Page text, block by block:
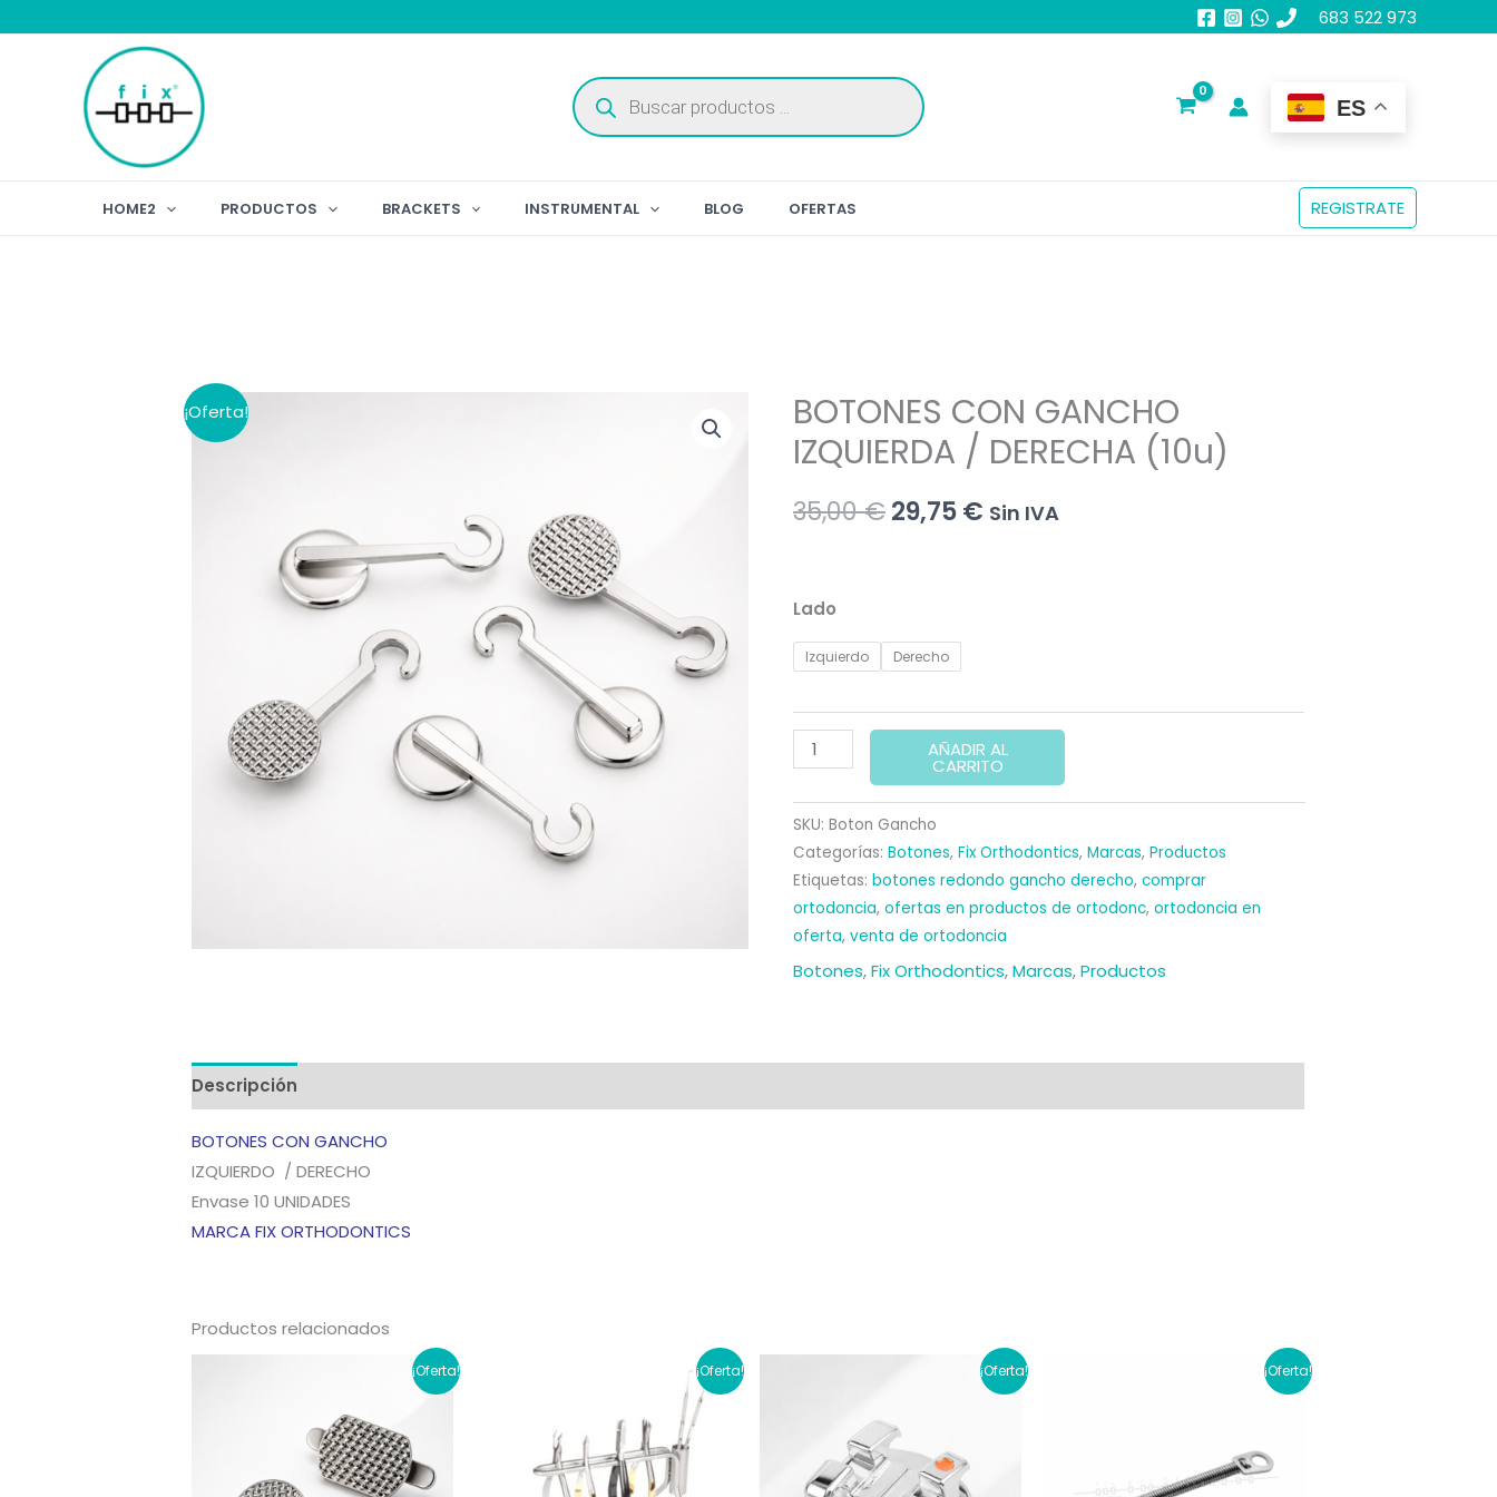
683 522 973
Búsqueda
de
productos ES
HOME2 PRODUCTOS BRACKETS INSTRUMENTAL BLOG OFERTAS REGISTRATE
¡Oferta!
BOTONES CON GANCHO
IZQUIERDA / DERECHA (10u)
35,00€El
era:
29,75€ El
Sin IVA
Lado
Izquierdo Derecho
BOTONES
CON
GANCHO
IZQUIERDA
/
DERECHA
(10u)
AÑADIR AL
CARRITO
SKU: Boton Gancho
Categorías: Botones, Fix Orthodontics, Marcas, Productos
Etiquetas: botones redondo gancho derecho, comprar
ortodoncia, ofertas en productos de ortodonc, ortodoncia en
oferta, venta de ortodoncia
Botones,Fix Orthodontics,Marcas,Productos
Descripción
BOTONES CON GANCHO
IZQUIERDO / DERECHO
Envase 10 UNIDADES
MARCA FIX ORTHODONTICS
Productos relacionados
¡Oferta! ¡Oferta! ¡Oferta! ¡Oferta!